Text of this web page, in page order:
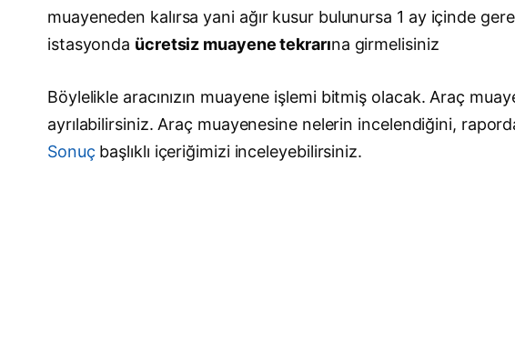
muayeneden kalırsa yani ağır kusur bulunursa 1 ay içinde
istasyonda ücretsiz muayene tekrarına girmelisiniz
Böylelikle aracınızın muayene işlemi bitmiş olacak. Araç
ayrılabilirsiniz. Araç muayenesine nelerin incelendiğini,
Sonuç başlıklı içeriğimizi inceleyebilirsiniz.